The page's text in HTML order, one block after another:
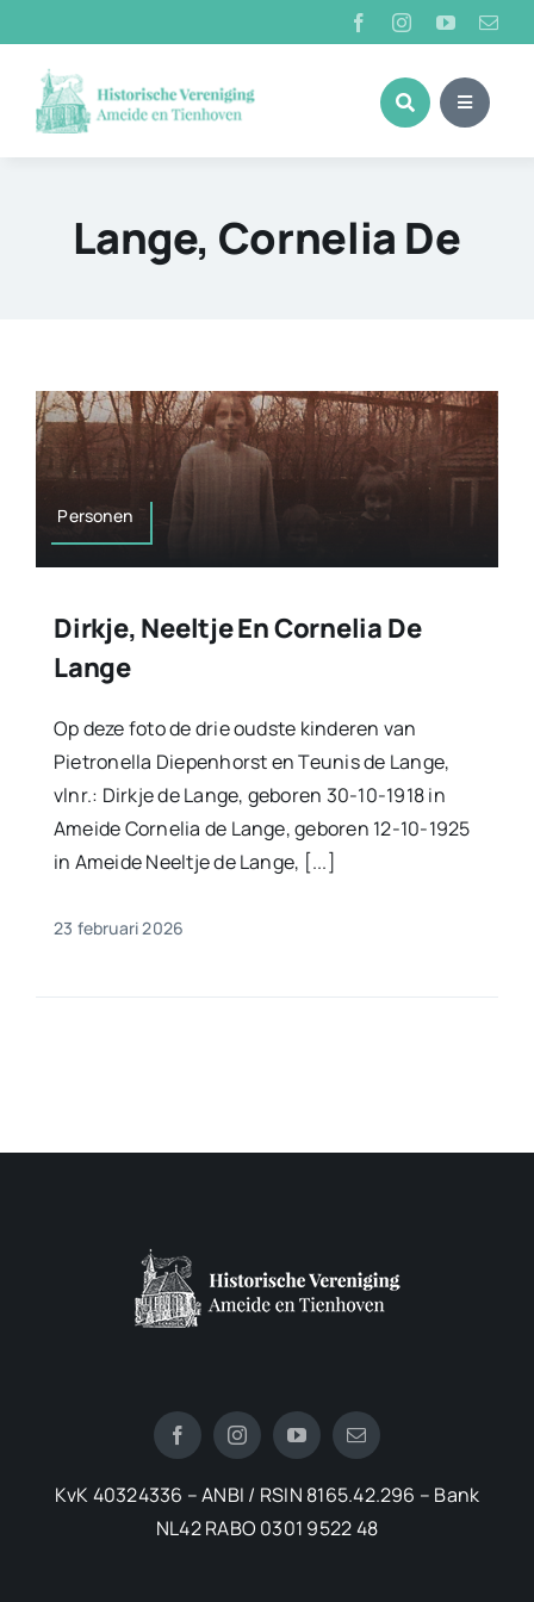
naar
inhoud
Lange, Cornelia De
Personen
Dirkje, Neeltje En Cornelia De
Lange
Op deze foto de drie oudste kinderen van
Pietronella Diepenhorst en Teunis de Lange,
vlnr.: Dirkje de Lange, geboren 30-10-1918 in
Ameide Cornelia de Lange, geboren 12-10-1925
in Ameide Neeltje de Lange, [...]
23 februari 2026
KvK 40324336 – ANBI / RSIN 8165.42.296 – Bank
NL42 RABO 0301 9522 48